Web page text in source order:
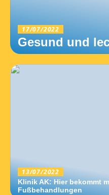
17/07/2022
Gesund und
13/07/2022
Klinik AK: Hier bekommt
Fußbehandlungen